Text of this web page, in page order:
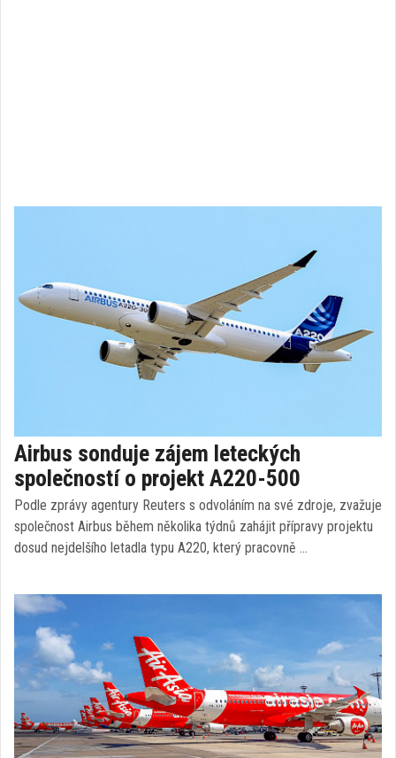
Airbus sonduje zájem leteckých
společností o projekt A220-500
Podle zprávy agentury Reuters s odvoláním na své zdroje, zvažuje
společnost Airbus během několika týdnů zahájit přípravy projektu
dosud nejdelšího letadla typu A220, který pracovně …